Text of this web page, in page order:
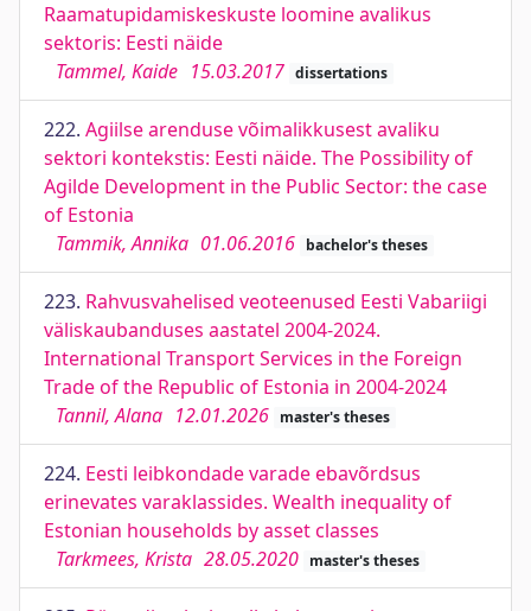
Raamatupidamiskeskuste loomine avalikus
sektoris: Eesti näide
Tammel, Kaide 15.03.2017 dissertations
222. Agiilse arenduse võimalikkusest avaliku
sektori kontekstis: Eesti näide. The Possibility of
Agilde Development in the Public Sector: the case
of Estonia
Tammik, Annika 01.06.2016 bachelor's theses
223. Rahvusvahelised veoteenused Eesti Vabariigi
väliskaubanduses aastatel 2004-2024.
International Transport Services in the Foreign
Trade of the Republic of Estonia in 2004-2024
Tannil, Alana 12.01.2026 master's theses
224. Eesti leibkondade varade ebavõrdsus
erinevates varaklassides. Wealth inequality of
Estonian households by asset classes
Tarkmees, Krista 28.05.2020 master's theses